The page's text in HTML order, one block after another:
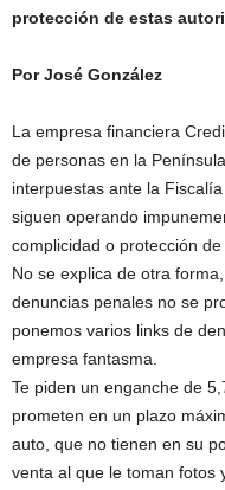
protección de estas
Por José González
La empresa financiera
de personas en la
interpuestas ante la
siguen operando
complicidad o protección
No se explica de otra
denuncias penales no se
ponemos varios links de
empresa fantasma.
Te piden un enganche de
prometen en un plazo
auto, que no tienen en su
venta al que le toman fotos